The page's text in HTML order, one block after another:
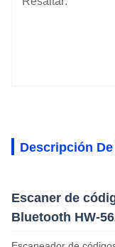
Descripción
Escaner de
Bluetooth HW-